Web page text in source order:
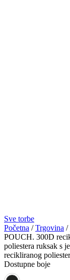
Sve torbe
Početna /Trgovina /
POUCH. 300D
poliestera ruksak s
recikliranog
Dostupne boje